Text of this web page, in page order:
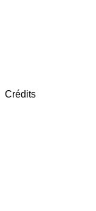
Crédits